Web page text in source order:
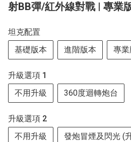
射BB彈/紅外線對戰 | 專業
坦克配置
基礎版本
進階版本 專
升級選項 1
不用升級
360度迴轉炮台
升級選項 2
不用升級
發炮冒煙及閃光 (